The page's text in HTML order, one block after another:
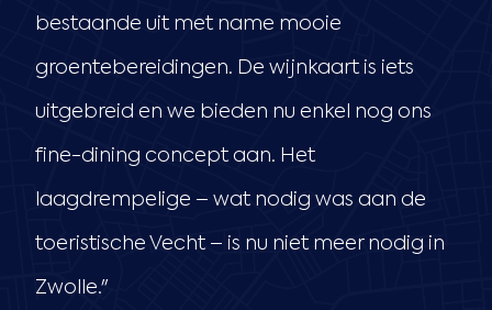
bestaande uit met name mooie
groentebereidingen. De wijnkaart is iets
uitgebreid en we bieden nu enkel nog ons
fine-dining concept aan. Het
laagdrempelige – wat nodig was aan de
toeristische Vecht – is nu niet meer nodig in
Zwolle."